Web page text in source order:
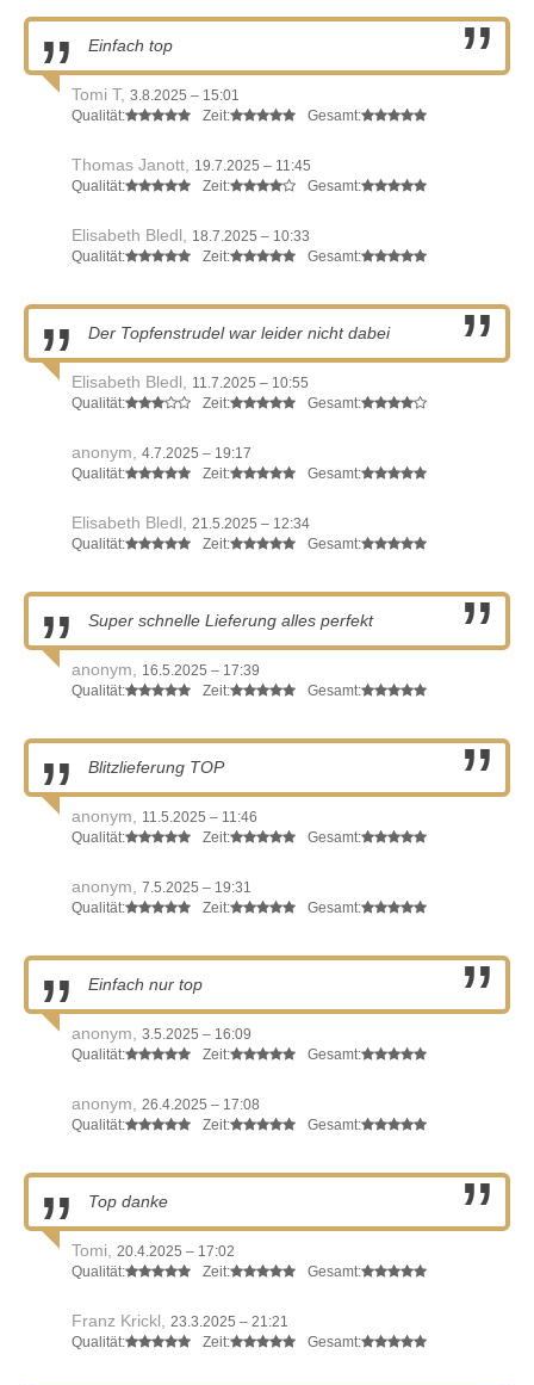
Einfach top
Tomi T, 3.8.2025 – 15:01
Qualität:
Zeit: Gesamt:
Thomas Janott,
19.7.2025 – 11:45
Qualität:
Zeit: Gesamt:
Elisabeth Bledl,
18.7.2025 – 10:33
Qualität:
Zeit: Gesamt:
Der Topfenstrudel war leider nicht dabei
Elisabeth Bledl,
11.7.2025 – 10:55
Qualität:
Zeit: Gesamt:
anonym, 4.7.2025 – 19:17
Qualität:
Zeit: Gesamt:
Elisabeth Bledl,
21.5.2025 – 12:34
Qualität:
Zeit: Gesamt:
Super schnelle Lieferung alles perfekt
anonym,
16.5.2025 – 17:39
Qualität:
Zeit: Gesamt:
Blitzlieferung TOP
anonym,
11.5.2025 – 11:46
Qualität:
Zeit: Gesamt:
anonym, 7.5.2025 – 19:31
Qualität:
Zeit: Gesamt:
Einfach nur top
anonym, 3.5.2025 – 16:09
Qualität:
Zeit: Gesamt:
anonym,
26.4.2025 – 17:08
Qualität:
Zeit: Gesamt:
Top danke
Tomi,
20.4.2025 – 17:02
Qualität:
Zeit: Gesamt:
Franz Krickl,
23.3.2025 – 21:21
Qualität:
Zeit: Gesamt: